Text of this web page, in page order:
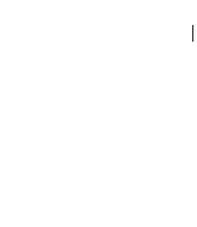
|